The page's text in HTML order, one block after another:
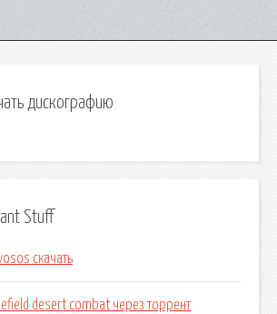
дискографию
Stuff
скачать
desert combat через торрент